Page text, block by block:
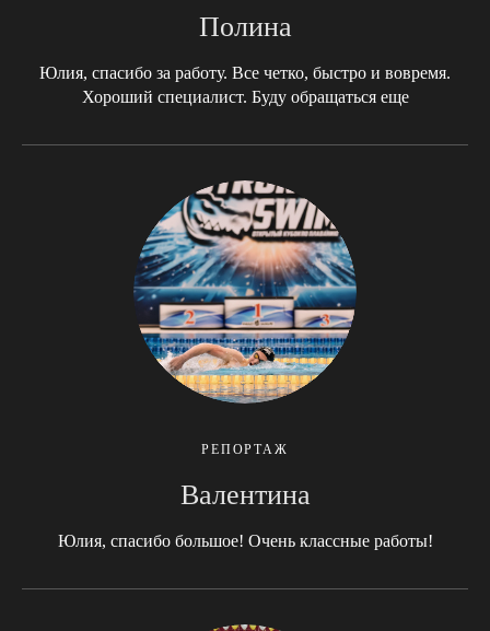
Полина
Юлия, спасибо за работу. Все четко, быстро и вовремя.
Хороший специалист. Буду обращаться еще
РЕПОРТАЖ
Валентина
Юлия, спасибо большое! Очень классные работы!